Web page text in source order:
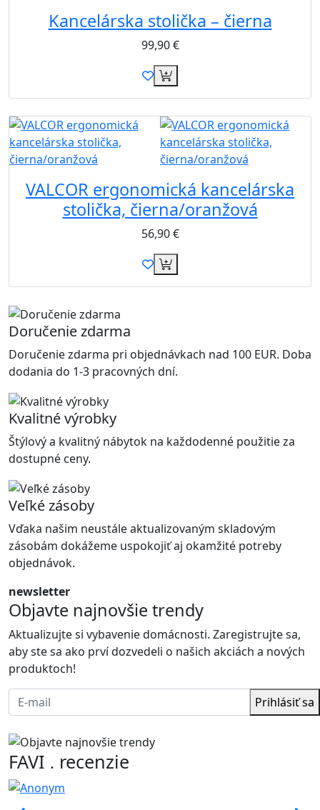
Kancelárska stolička – čierna
99,90€
VALCOR ergonomická kancelárska
stolička, čierna/oranžová
56,90€
Doručenie zdarma
Doručenie zdarma pri objednávkach nad 100 EUR. Doba
dodania do 1-3 pracovných dní.
Kvalitné výrobky
Štýlový a kvalitný nábytok na každodenné použitie za
dostupné ceny.
Veľké zásoby
Vďaka našim neustále aktualizovaným skladovým
zásobám dokážeme uspokojiť aj okamžité potreby
objednávok.
newsletter
Objavte najnovšie trendy
Aktualizujte si vybavenie domácnosti. Zaregistrujte sa,
aby ste sa ako prví dozvedeli o našich akciách a nových
produktoch!
Prihlásiť sa
FAVI . recenzie